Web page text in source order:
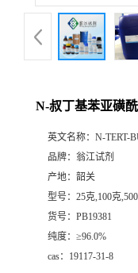
N-叔丁基苯亚磺
英文名称： N-TERT-
品牌： 翁江试剂
产地： 韶关
型号： 25克,100克
货号： PB19381
纯度： ≥96.0%
cas： 19117-31-8